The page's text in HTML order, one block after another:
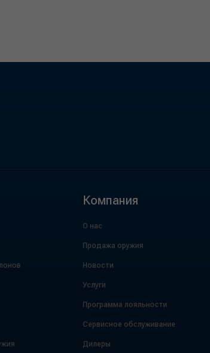
Компания
О нас
Продажа оружия
Новости
Услуги
Программа лояльности
Сервисное обслуживание
Дилеры